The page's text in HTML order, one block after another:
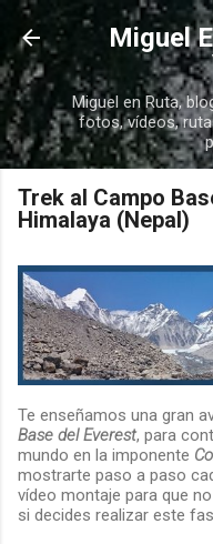
Ir al
Miguel
Miguel en Ruta,
fotos, vídeos,
Trek al Campo
Himalaya (Nepal)
Te enseñamos una gran
Base del Everest, para
mundo en la imponente
mostrarte paso a paso
vídeo montaje para que
si decides realizar este